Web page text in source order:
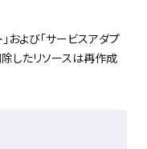
および「サービスアダプ
除したリソースは再作成